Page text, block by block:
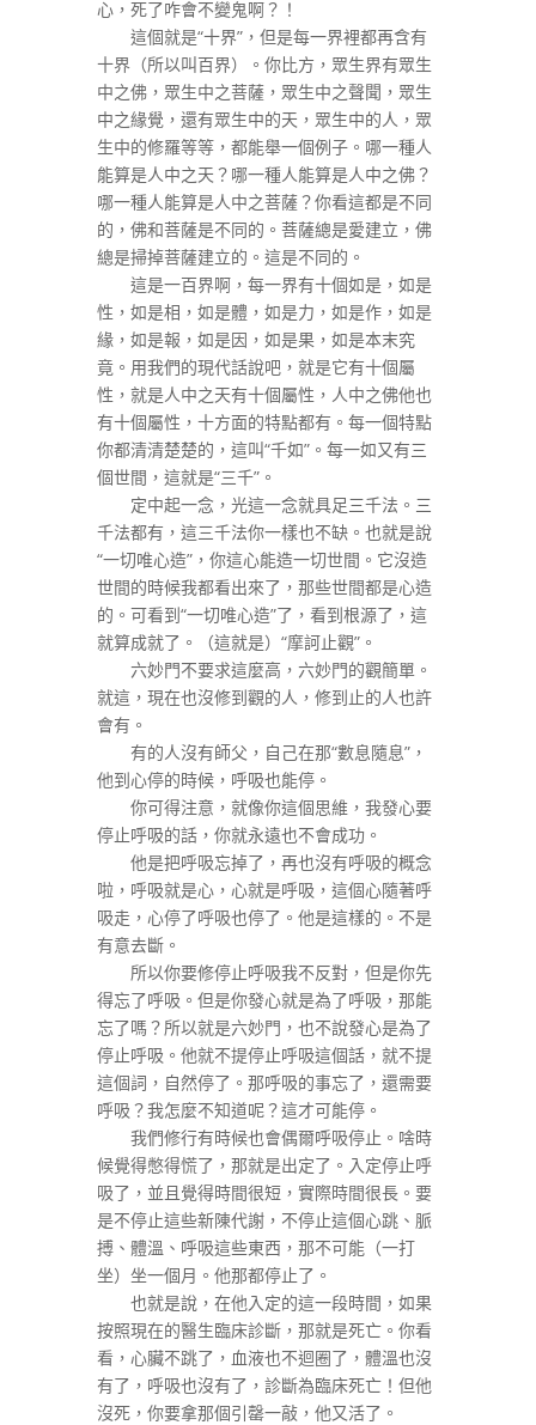
心，死了咋會不變鬼啊？！
這個就是“十界”，但是每一界裡都再含有
十界（所以叫百界）。你比方，眾生界有眾生
中之佛，眾生中之菩薩，眾生中之聲聞，眾生
中之緣覺，還有眾生中的天，眾生中的人，眾
生中的修羅等等，都能舉一個例子。哪一種人
能算是人中之天？哪一種人能算是人中之佛？
哪一種人能算是人中之菩薩？你看這都是不同
的，佛和菩薩是不同的。菩薩總是愛建立，佛
總是掃掉菩薩建立的。這是不同的。
這是一百界啊，每一界有十個如是，如是
性，如是相，如是體，如是力，如是作，如是
緣，如是報，如是因，如是果，如是本末究
竟。用我們的現代話說吧，就是它有十個屬
性，就是人中之天有十個屬性，人中之佛他也
有十個屬性，十方面的特點都有。每一個特點
你都清清楚楚的，這叫“千如”。每一如又有三
個世間，這就是“三千”。
定中起一念，光這一念就具足三千法。三
千法都有，這三千法你一樣也不缺。也就是說
“一切唯心造”，你這心能造一切世間。它沒造
世間的時候我都看出來了，那些世間都是心造
的。可看到“一切唯心造”了，看到根源了，這
就算成就了。（這就是）“摩訶止觀”。
六妙門不要求這麼高，六妙門的觀簡單。
就這，現在也沒修到觀的人，修到止的人也許
會有。
有的人沒有師父，自己在那“數息隨息”，
他到心停的時候，呼吸也能停。
你可得注意，就像你這個思維，我發心要
停止呼吸的話，你就永遠也不會成功。
他是把呼吸忘掉了，再也沒有呼吸的概念
啦，呼吸就是心，心就是呼吸，這個心隨著呼
吸走，心停了呼吸也停了。他是這樣的。不是
有意去斷。
所以你要修停止呼吸我不反對，但是你先
得忘了呼吸。但是你發心就是為了呼吸，那能
忘了嗎？所以就是六妙門，也不說發心是為了
停止呼吸。他就不提停止呼吸這個話，就不提
這個詞，自然停了。那呼吸的事忘了，還需要
呼吸？我怎麼不知道呢？這才可能停。
我們修行有時候也會偶爾呼吸停止。啥時
候覺得憋得慌了，那就是出定了。入定停止呼
吸了，並且覺得時間很短，實際時間很長。要
是不停止這些新陳代謝，不停止這個心跳、脈
搏、體溫、呼吸這些東西，那不可能（一打
坐）坐一個月。他那都停止了。
也就是說，在他入定的這一段時間，如果
按照現在的醫生臨床診斷，那就是死亡。你看
看，心臟不跳了，血液也不迴圈了，體溫也沒
有了，呼吸也沒有了，診斷為臨床死亡！但他
沒死，你要拿那個引罄一敲，他又活了。